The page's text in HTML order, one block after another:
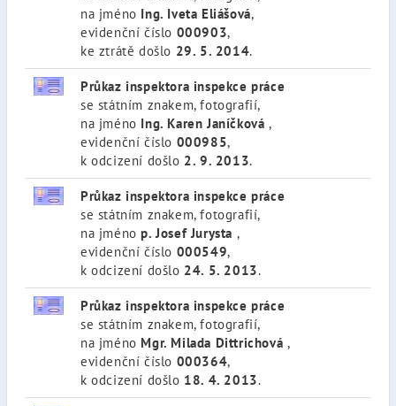
na jméno Ing. Iveta Eliášová,
evidenční číslo 000903,
ke ztrátě došlo 29. 5. 2014.
Průkaz inspektora inspekce práce
se státním znakem, fotografií,
na jméno Ing. Karen Janíčková,
evidenční číslo 000985,
k odcizení došlo 2. 9. 2013.
Průkaz inspektora inspekce práce
se státním znakem, fotografií,
na jménop. Josef Jurysta ,
evidenční číslo 000549,
k odcizení došlo 24. 5. 2013.
Průkaz inspektora inspekce práce
se státním znakem, fotografií,
na jméno Mgr. Milada Dittrichová ,
evidenční číslo 000364,
k odcizení došlo 18. 4. 2013.